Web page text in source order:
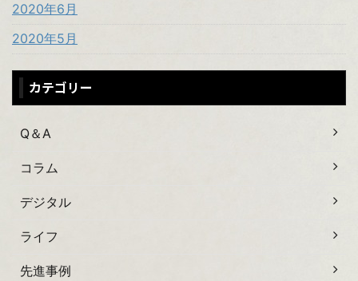
2020年6月
2020年5月
カテゴリー
Q＆A
コラム
デジタル
ライフ
先進事例